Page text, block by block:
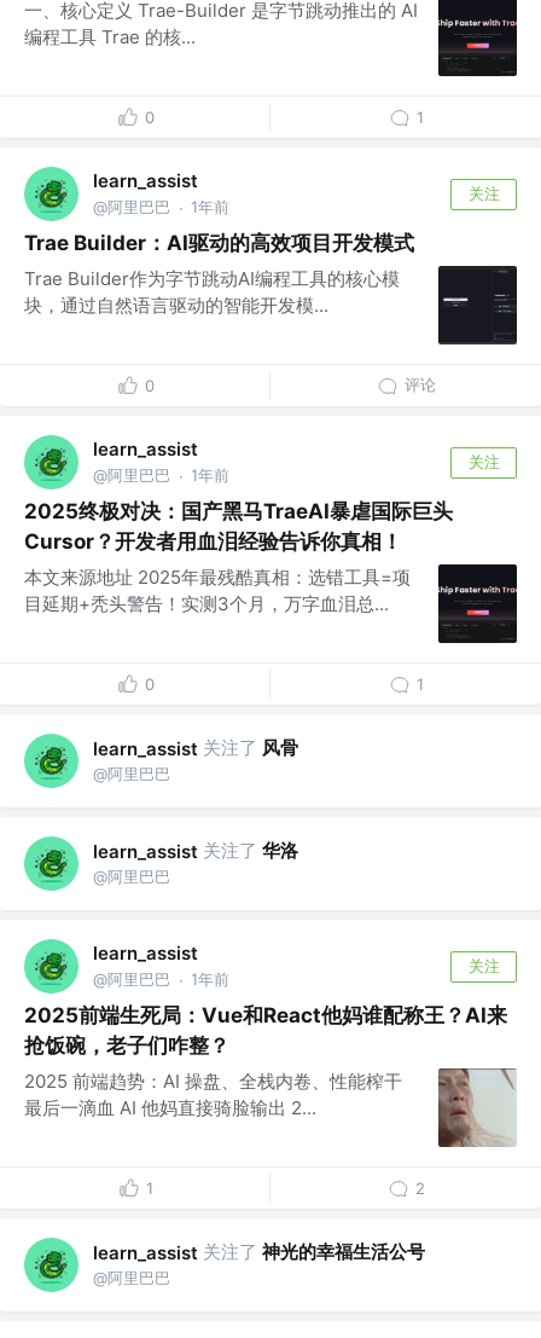
一、核心定义 Trae-Builder 是字节跳动推出的 AI
编程工具 Trae 的核...
0 1
learn_assist
@阿里巴巴 · 1年前
关注
Trae Builder：AI驱动的高效项目开发模式
Trae Builder作为字节跳动AI编程工具的核心模
块，通过自然语言驱动的智能开发模...
0 评论
learn_assist
@阿里巴巴 · 1年前
关注
2025终极对决：国产黑马TraeAI暴虐国际巨头
Cursor？开发者用血泪经验告诉你真相！
本文来源地址 2025年最残酷真相：选错工具=项
目延期+秃头警告！实测3个月，万字血泪总...
0 1
learn_assist 关注了 风骨
@阿里巴巴
learn_assist 关注了 华洛
@阿里巴巴
learn_assist
@阿里巴巴 · 1年前
关注
2025前端生死局：Vue和React他妈谁配称王？AI来
抢饭碗，老子们咋整？
2025 前端趋势：AI 操盘、全栈内卷、性能榨干
最后一滴血 AI 他妈直接骑脸输出 2...
1 2
learn_assist 关注了 神光的幸福生活公号
@阿里巴巴